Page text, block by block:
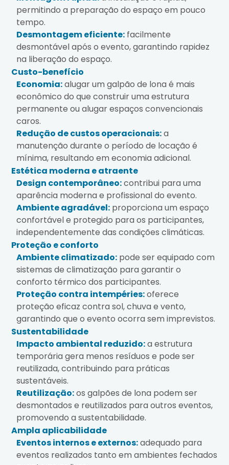
permitindo a preparação do espaço em pouco
tempo.
Desmontagem eficiente: facilmente
desmontável após o evento, garantindo rapidez
na liberação do espaço.
Custo-benefício
Economia:alugar um galpão de lona é mais
econômico do que construir uma estrutura
permanente ou alugar espaços convencionais
caros.
Redução de custos operacionais:a
manutenção durante o período de locação é
mínima, resultando em economia adicional.
Estética moderna e atraente
Design contemporâneo:contribui para uma
aparência moderna e profissional do evento.
Ambiente agradável: proporciona um espaço
confortável e protegido para os participantes,
independentemente das condições climáticas.
Proteção e conforto
Ambiente climatizado: pode ser equipado com
sistemas de climatização para garantir o
conforto térmico dos participantes.
Proteção contra intempéries:oferece
proteção eficaz contra sol, chuva e vento,
garantindo que o evento ocorra sem imprevistos.
Sustentabilidade
Impacto ambiental reduzido:a estrutura
temporária gera menos resíduos e pode ser
reutilizada, contribuindo para práticas
sustentáveis.
Reutilização:os galpões de lona podem ser
desmontados e reutilizados para outros eventos,
promovendo a sustentabilidade.
Ampla aplicabilidade
Eventos internos e externos:adequado para
eventos realizados tanto em ambientes fechados